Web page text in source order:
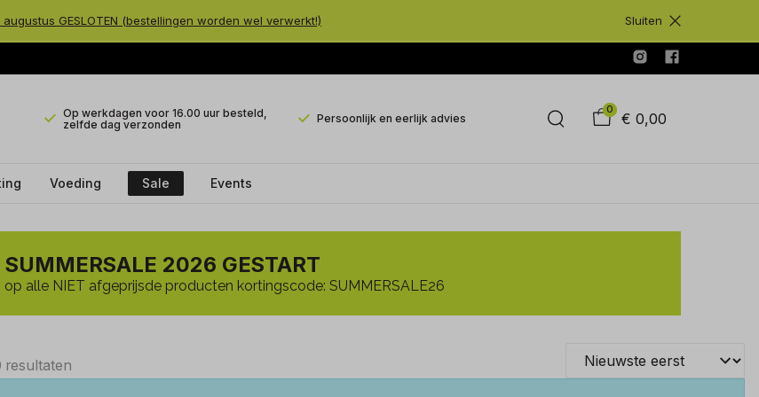
GESLOTEN (bestellingen worden wel verwerkt!) Sluiten
Op werkdagen voor 16.00 uur besteld,
zelfde dag verzonden
Persoonlijk en eerlijk advies
0
€ 0,00
Voeding Sale Events
SUMMERSALE 2026 GESTART
op alle NIET afgeprijsde producten kortingscode: SUMMERSALE26
resultaten